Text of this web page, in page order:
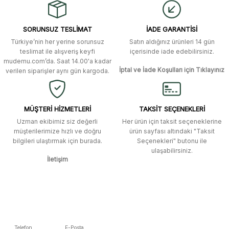
Ürün resmi kalitesiz, bozuk veya görüntülenemiyor.
Ürün bilgilerinde hatalar bulunuyor.
Ürün fiyatı diğer sitelerden daha pahalı.
Bu ürüne benzer farklı alternatifler olmalı.
alışverişti. Ürün bir gün sonra elime
ulaştı. Mağaza yetkilileri oldukça
yanıt aldım ve çözüm buldum.
Murat Duman | 17/03/2026
Site güvenilir ve kullanışlı, fakat
kavela ve diğer ahşap aksesuarları
menü seçeneklerinde bulunmuyor,
spesifik olarak "kavela" terimini
aratarak bulunabilir.
M... K... | 12/12/2025
Ben bu kadar hızlı bir teslimat
Ben bu kadar hızlı bir teslimat
SORUNSUZ TESLİMAT
Türkiye’nin her yerine sorunsuz
teslimat ile alışveriş keyfi
mudemu.com’da. Saat 14.00'a kadar
verilen siparişler aynı gün kargoda.
İADE GARANTİSİ
Satın aldığınız ürünleri 14 gün
içerisinde iade edebilirsiniz.
İptal ve İade Koşulları için Tıklayınız
MÜŞTERİ HİZMETLERİ
Uzman ekibimiz siz değerli
müşterilerimize hızlı ve doğru
bilgileri ulaştırmak için burada.
İletişim
TAKSİT SEÇENEKLERİ
Her ürün için taksit seçeneklerine
ürün sayfası altındaki "Taksit
Seçenekleri" butonu ile
ulaşabilirsiniz.
Telefon E-Posta